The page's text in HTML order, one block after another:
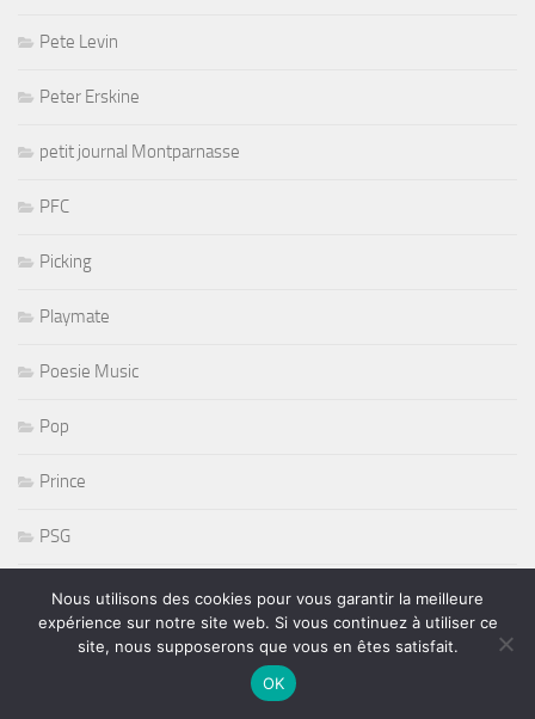
Pete Levin
Peter Erskine
petit journal Montparnasse
PFC
Picking
Playmate
Poesie Music
Pop
Prince
PSG
pt journal montparnasse
Nous utilisons des cookies pour vous garantir la meilleure
expérience sur notre site web. Si vous continuez à utiliser ce
site, nous supposerons que vous en êtes satisfait.
OK